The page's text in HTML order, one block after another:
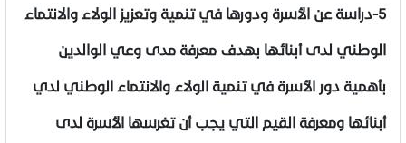
5-دراسة عن الأسرة ودورها في تنمية وتعزيز الولاء والانتماء
الوطني لدى أبنائها بهدف معرفة مدى وعي الوالدين
بأهمية دور الأسرة في تنمية الولاء والانتماء الوطني لدي
أبنائها ومعرفة القيم التي يجب أن تغرسها الأسرة لدى